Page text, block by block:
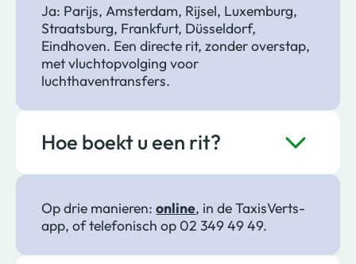
Ja: Parijs, Amsterdam, Rijsel, Luxemburg,
Straatsburg, Frankfurt, Düsseldorf,
Eindhoven. Een directe rit, zonder overstap,
met vluchtopvolging voor
luchthaventransfers.
Hoe boekt u een rit?
Op drie manieren:online, in de TaxisVerts-
app, of telefonisch op 02 349 49 49.